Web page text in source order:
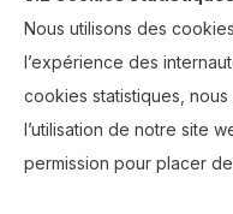
Nous utilisons des
l’expérience des
cookies statistiques,
l’utilisation de notre site
permission pour placer